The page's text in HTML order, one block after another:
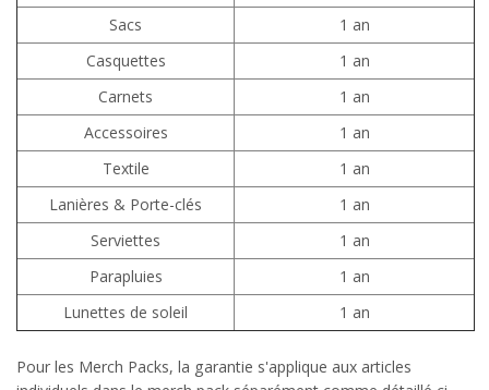
Sacs
1 an
Casquettes
1 an
Carnets
1 an
Accessoires
1 an
Textile
1 an
Lanières & Porte-clés
1 an
Serviettes
1 an
Parapluies
1 an
Lunettes de soleil
1 an
Pour les Merch Packs, la garantie s'applique aux articles